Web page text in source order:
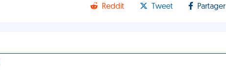
Reddit Tweet Partager